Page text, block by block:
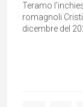
Teramo
romagnoli
dicembre del